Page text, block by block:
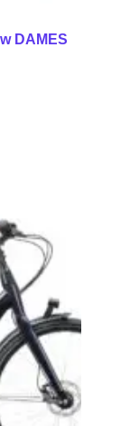
DAMES